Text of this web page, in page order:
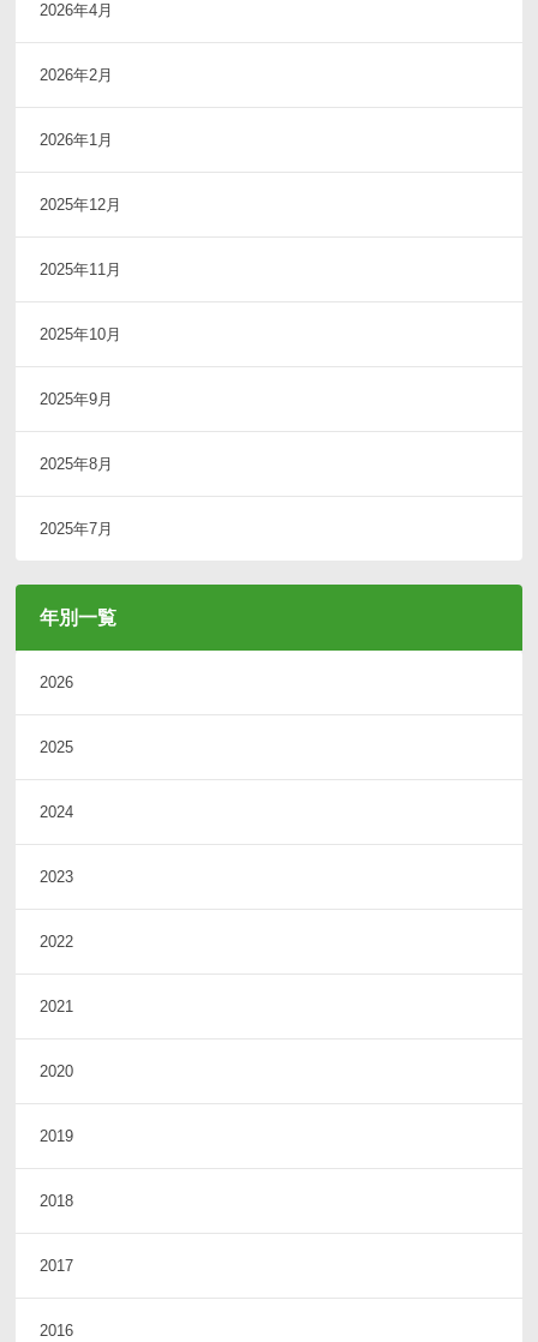
2026年4月
2026年2月
2026年1月
2025年12月
2025年11月
2025年10月
2025年9月
2025年8月
2025年7月
年別一覧
2026
2025
2024
2023
2022
2021
2020
2019
2018
2017
2016